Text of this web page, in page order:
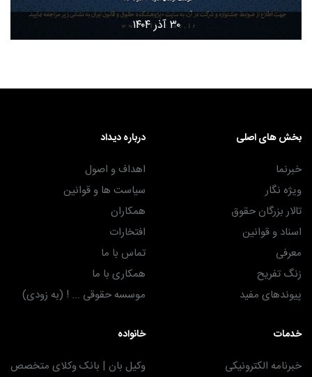
۳۰ آذر ۱۴۰۴
بخش های اصلی
خبرنما
ویژه نگار
تالار بزرگان حقوق
اسناد و قوانین
معرفی
زنگ تفریح
پیوندهای مفید
درباره دیداد
اهداف و اصول
سیاست ها و قوانین
همکاران
افتخارات
تماس با ما
همکاری با ما
موسسه حقوقی ... ! (به زودی)
خدمات
خبرنامه الکترونیکی
خانواده
وکیل بان | بانک وکلای متخصص